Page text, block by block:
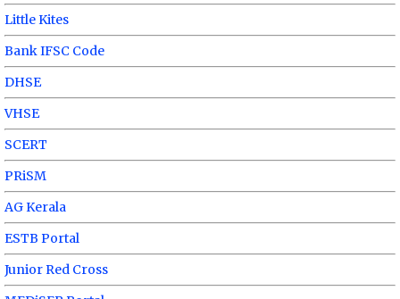
Little Kites
Bank IFSC Code
DHSE
VHSE
SCERT
PRiSM
AG Kerala
ESTB Portal
Junior Red Cross